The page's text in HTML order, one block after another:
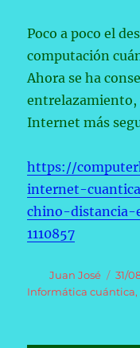
Poco a poco el
computación
Ahora se ha
entrelazamiento,
Internet más
https://
internet-
chino-distancia-
1110857
Autor
Juan José
el
31/
Informática cuántica,